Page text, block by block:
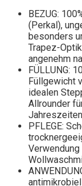
BEZUG:
(Perkal),
besonders
Trapez-
angenehm
FÜLLUNG:
Füllgewicht
idealen
Allrounder
Jahreszeiten
PFLEGE: